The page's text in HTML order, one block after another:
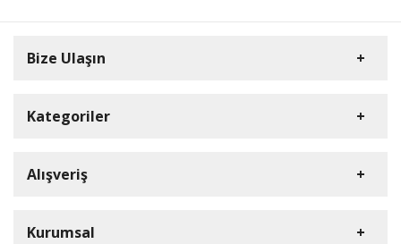
Bize Ulaşın
0(352) 231 92 94
Kategoriler
Rulopak
Ermop
Alışveriş
Kurumsal